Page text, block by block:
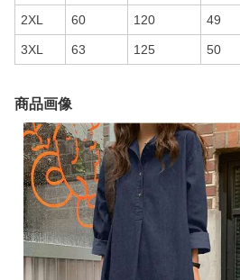
2XL 60 120 49
3XL 63 125 50
商品画像